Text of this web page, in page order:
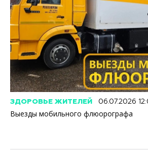
ЗДОРОВЬЕ ЖИТЕЛЕЙ 06.07.2026
Выезды мобильного флюорографа